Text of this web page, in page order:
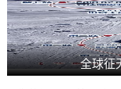
全球征